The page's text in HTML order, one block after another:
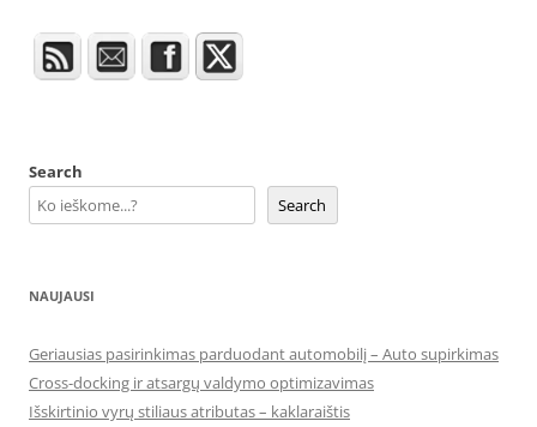
Search
Search
NAUJAUSI
Geriausias pasirinkimas parduodant automobilį – Auto supirkimas
Cross-docking ir atsargų valdymo optimizavimas
Išskirtinio vyrų stiliaus atributas – kaklaraištis